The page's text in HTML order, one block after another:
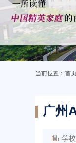
当前位置： 首页
广州
 学校